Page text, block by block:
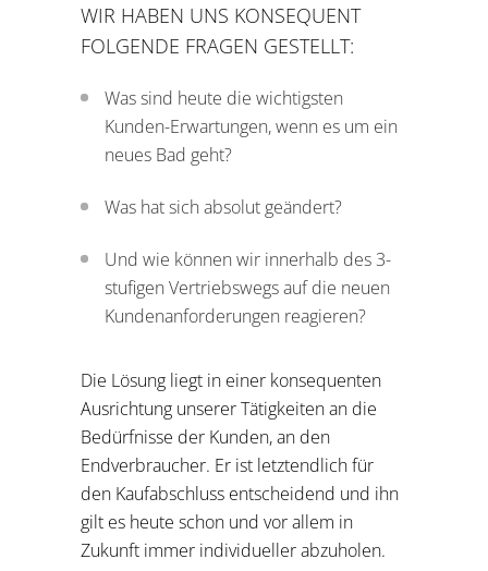
WIR HABEN UNS KONSEQUENT
FOLGENDE FRAGEN GESTELLT:
Was sind heute die wichtigsten
Kunden-Erwartungen, wenn es um ein
neues Bad geht?
Was hat sich absolut geändert?
Und wie können wir innerhalb des 3-
stufigen Vertriebswegs auf die neuen
Kundenanforderungen reagieren?
Die Lösung liegt in einer konsequenten
Ausrichtung unserer Tätigkeiten an die
Bedürfnisse der Kunden, an den
Endverbraucher. Er ist letztendlich für
den Kaufabschluss entscheidend und ihn
gilt es heute schon und vor allem in
Zukunft immer individueller abzuholen.